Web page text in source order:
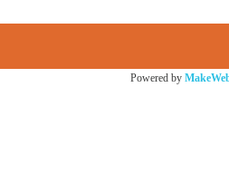
Powered by